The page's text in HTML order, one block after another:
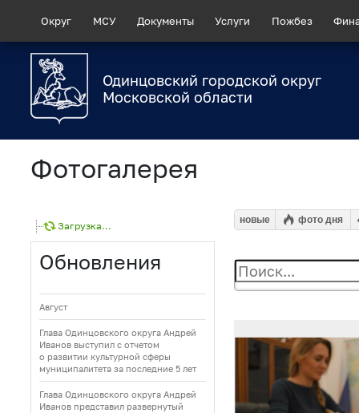
Округ МСУ Документы Услуги Пожбез
Одинцовский городской округ
Московской области
Фотогалерея
Загрузка...
Обновления
Август
Глава Одинцовского округа Андрей
Иванов выступил с отчетом
о развитии культурной сферы
муниципалитета за последние 5 лет
Глава Одинцовского округа Андрей
Иванов представил развернутый
новые фото дня